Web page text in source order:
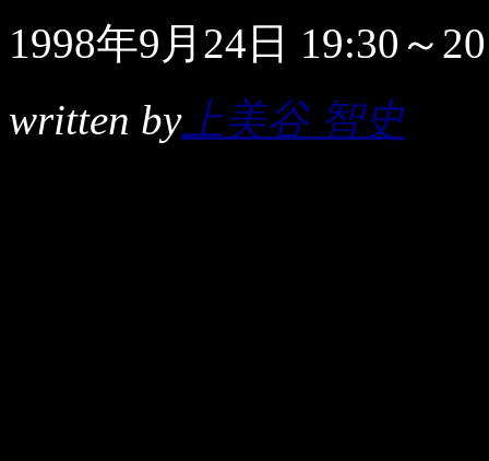
1998年9月24日 19:30～
written by上美谷 智史